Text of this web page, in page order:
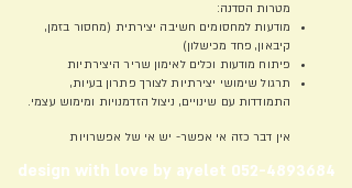
מטרות הסדנה:
מודעות למחסומים חשיבה יצירתית (מחסור בזמן,
קיבאון, פחד מכישלון)
פיתוח מודעות וכלים לאימון שריר היצירתיות
תרגול שימושי יצירתיות לצורך פתרון בעיות,
התמודדות עם שינויים, ניצול הזדמנויות ומימוש עצמי.
אין דבר כזה אי אפשר- יש אי של אפשרויות
design with love by ayelet 052-4893684